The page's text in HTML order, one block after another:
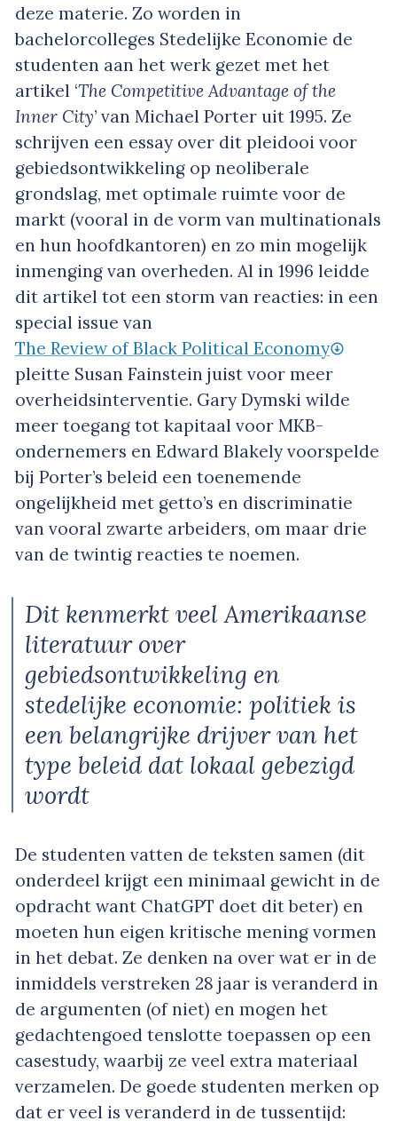
deze materie. Zo worden in
bachelorcolleges Stedelijke Economie de
studenten aan het werk gezet met het
artikel ‘The Competitive Advantage of the
Inner City’ van Michael Porter uit 1995. Ze
schrijven een essay over dit pleidooi voor
gebiedsontwikkeling op neoliberale
grondslag, met optimale ruimte voor de
markt (vooral in de vorm van multinationals
en hun hoofdkantoren) en zo min mogelijk
inmenging van overheden. Al in 1996 leidde
dit artikel tot een storm van reacties: in een
special issue van
The Review of Black Political Economy
pleitte Susan Fainstein juist voor meer
overheidsinterventie. Gary Dymski wilde
meer toegang tot kapitaal voor MKB-
ondernemers en Edward Blakely voorspelde
bij Porter’s beleid een toenemende
ongelijkheid met getto’s en discriminatie
van vooral zwarte arbeiders, om maar drie
van de twintig reacties te noemen.
Dit kenmerkt veel Amerikaanse
literatuur over
gebiedsontwikkeling en
stedelijke economie: politiek is
een belangrijke drijver van het
type beleid dat lokaal gebezigd
wordt
De studenten vatten de teksten samen (dit
onderdeel krijgt een minimaal gewicht in de
opdracht want ChatGPT doet dit beter) en
moeten hun eigen kritische mening vormen
in het debat. Ze denken na over wat er in de
inmiddels verstreken 28 jaar is veranderd in
de argumenten (of niet) en mogen het
gedachtengoed tenslotte toepassen op een
casestudy, waarbij ze veel extra materiaal
verzamelen. De goede studenten merken op
dat er veel is veranderd in de tussentijd: